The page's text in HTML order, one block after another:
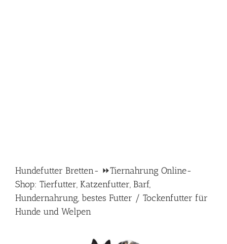
Hundefutter Bretten- ⏩Tiernahrung Online-
Shop: Tierfutter, Katzenfutter, Barf,
Hundernahrung, bestes Futter / Tockenfutter für
Hunde und Welpen